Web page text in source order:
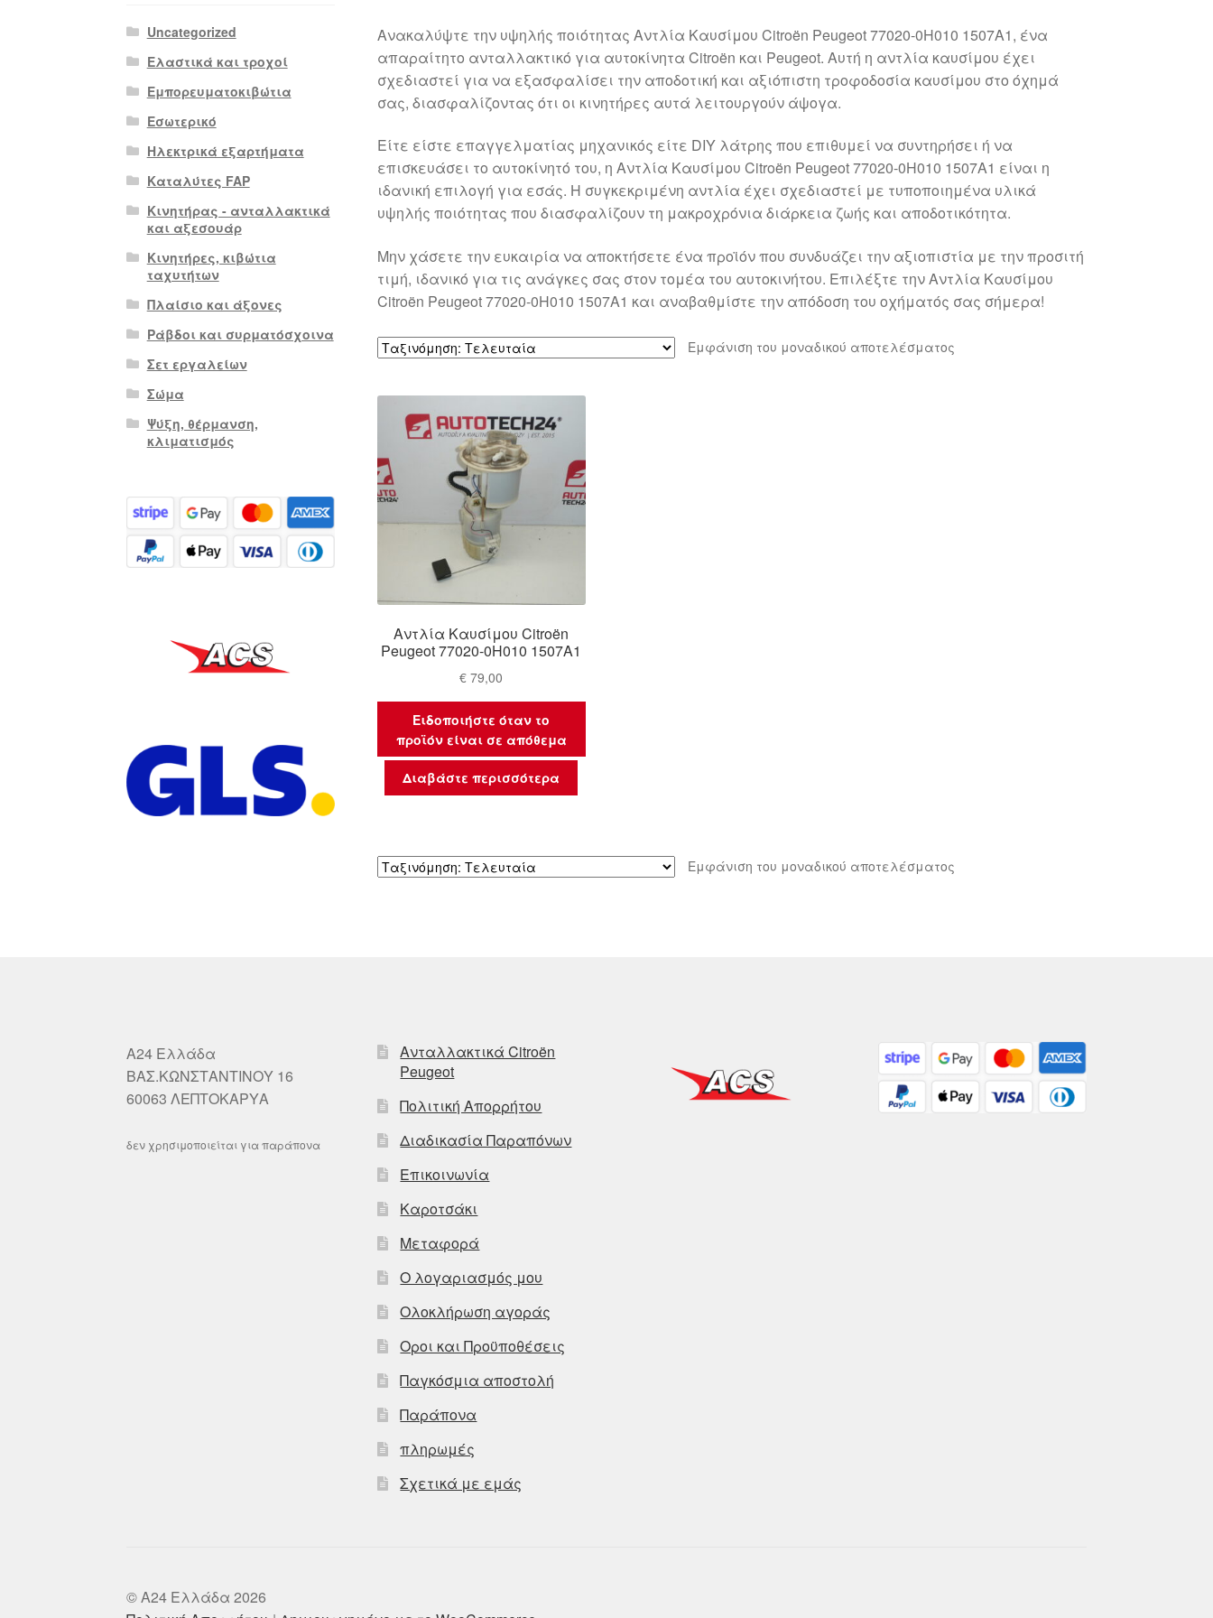
Ανακαλύψτε την υψηλής ποιότητας Αντλία Καυσίμου Citroën Peugeot 77020-0H010 1507A1, ένα
απαραίτητο ανταλλακτικό για αυτοκίνητα Citroën και Peugeot. Αυτή η αντλία καυσίμου έχει
σχεδιαστεί για να εξασφαλίσει την αποδοτική και αξιόπιστη τροφοδοσία καυσίμου στο όχημά
σας, διασφαλίζοντας ότι οι κινητήρες αυτά λειτουργούν άψογα.
Είτε είστε επαγγελματίας μηχανικός είτε DIY λάτρης που επιθυμεί να συντηρήσει ή να
επισκευάσει το αυτοκίνητό του, η Αντλία Καυσίμου Citroën Peugeot 77020-0H010 1507A1 είναι η
ιδανική επιλογή για εσάς. Η συγκεκριμένη αντλία έχει σχεδιαστεί με τυποποιημένα υλικά
υψηλής ποιότητας που διασφαλίζουν τη μακροχρόνια διάρκεια ζωής και αποδοτικότητα.
Μην χάσετε την ευκαιρία να αποκτήσετε ένα προϊόν που συνδυάζει την αξιοπιστία με την προσιτή
τιμή, ιδανικό για τις ανάγκες σας στον τομέα του αυτοκινήτου. Επιλέξτε την Αντλία Καυσίμου
Citroën Peugeot 77020-0H010 1507A1 και αναβαθμίστε την απόδοση του οχήματός σας σήμερα!
Εμφάνιση του μοναδικού αποτελέσματος
Αντλία Καυσίμου Citroën
Peugeot 77020-0H010 1507A1
€ 79,00
Ειδοποιήστε όταν το
προϊόν είναι σε απόθεμα
Διαβάστε περισσότερα
Εμφάνιση του μοναδικού αποτελέσματος
Uncategorized
Ελαστικά και τροχοί
Εμπορευματοκιβώτια
Εσωτερικό
Ηλεκτρικά εξαρτήματα
Καταλύτες FAP
Κινητήρας - ανταλλακτικά
και αξεσουάρ
Κινητήρες, κιβώτια
ταχυτήτων
Πλαίσιο και άξονες
Ράβδοι και συρματόσχοινα
Σετ εργαλείων
Σώμα
Ψύξη, θέρμανση,
κλιματισμός
A24 Ελλάδα
ΒΑΣ.ΚΩΝΣΤΑΝΤΙΝΟΥ 16
60063 ΛΕΠΤΟΚΑΡΥΑ
δεν χρησιμοποιείται για παράπονα
Ανταλλακτικά Citroën
Peugeot
Πολιτική Απορρήτου
Διαδικασία Παραπόνων
Επικοινωνία
Καροτσάκι
Μεταφορά
Ο λογαριασμός μου
Ολοκλήρωση αγοράς
Οροι και Προϋποθέσεις
Παγκόσμια αποστολή
Παράπονα
πληρωμές
Σχετικά με εμάς
© A24 Ελλάδα 2026